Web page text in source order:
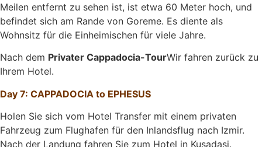
Meilen entfernt zu sehen ist, ist etwa 60 Meter hoch, und
befindet sich am Rande von Goreme. Es diente als
Wohnsitz für die Einheimischen für viele Jahre.
Nach dem Privater Cappadocia-TourWir fahren zurück zu
Ihrem Hotel.
Day 7: CAPPADOCIA to EPHESUS
Holen Sie sich vom Hotel Transfer mit einem privaten
Fahrzeug zum Flughafen für den Inlandsflug nach Izmir.
Nach der Landung fahren Sie zum Hotel in Kusadasi.